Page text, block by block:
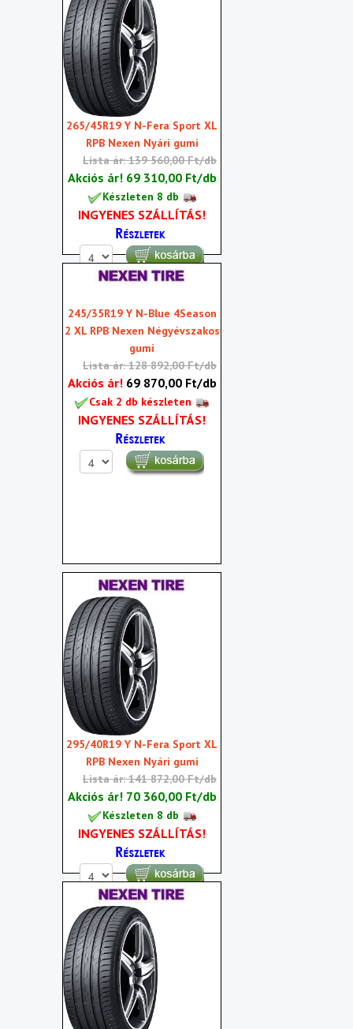
265/45R19 Y N-Fera Sport XL
RPB Nexen Nyári gumi
Lista ár: 139 560,00 Ft/db
Akciós ár! 69 310,00 Ft/db
Készleten 8 db
INGYENES SZÁLLÍTÁS!
245/35R19 Y N-Blue 4Season
2 XL RPB Nexen Négyévszakos
gumi
Lista ár: 128 892,00 Ft/db
Akciós ár! 69 870,00 Ft/db
Csak 2 db készleten
INGYENES SZÁLLÍTÁS!
295/40R19 Y N-Fera Sport XL
RPB Nexen Nyári gumi
Lista ár: 141 872,00 Ft/db
Akciós ár! 70 360,00 Ft/db
Készleten 8 db
INGYENES SZÁLLÍTÁS!